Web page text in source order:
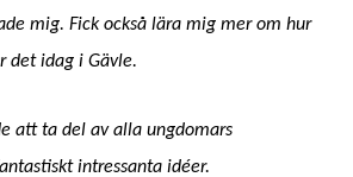
mig. Fick också lära mig mer om hur
det idag i Gävle.
att ta del av alla ungdomars
intressanta idéer.